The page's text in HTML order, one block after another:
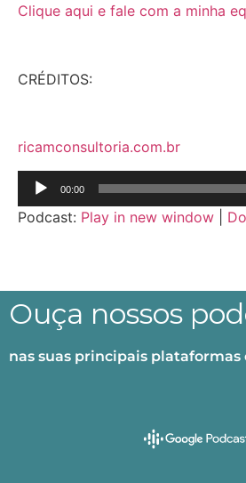
Clique aqui e fale com a minha
CRÉDITOS:
ricamconsultoria.com.br
Tocador
áudio
00:00
Podcast: Play in new window
Ouça nossos
nas suas principais plataformas